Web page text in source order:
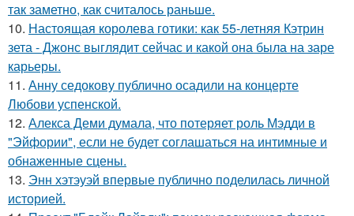
так заметно, как считалось раньше.
10. Настоящая королева готики: как 55-летняя Кэтрин
зета - Джонс выглядит сейчас и какой она была на заре
карьеры.
11. Анну седокову публично осадили на концерте
Любови успенской.
12. Алекса Деми думала, что потеряет роль Мэдди в
"Эйфории", если не будет соглашаться на интимные и
обнаженные сцены.
13. Энн хэтэуэй впервые публично поделилась личной
историей.